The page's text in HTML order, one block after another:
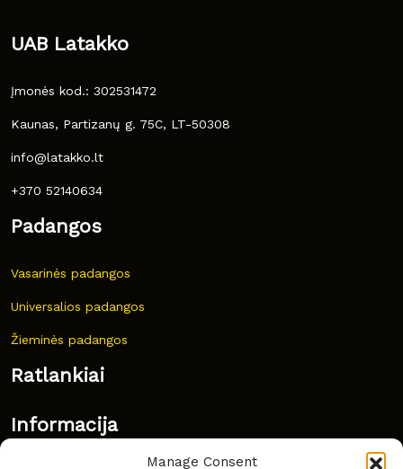
Manage Consent
UAB Latakko
Įmonės kod.: 302531472
Kaunas, Partizanų g. 75C, LT-50308
info@latakko.lt
+370 52140634
Padangos
Vasarinės padangos
Universalios padangos
Žieminės padangos
Ratlankiai
Informacija